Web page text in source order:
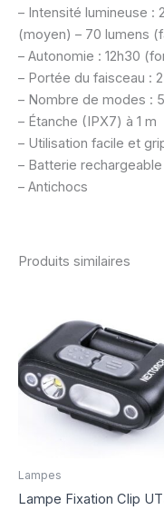
– Intensité lumineuse :
(moyen) – 70 lumens
– Autonomie : 12h30
– Portée du faisceau :
– Nombre de modes : 5
– Étanche (IPX7) à 1 m
– Utilisation facile et
– Batterie
– Antichocs
Produits similaires
Lampes
Lampe Fixation Clip